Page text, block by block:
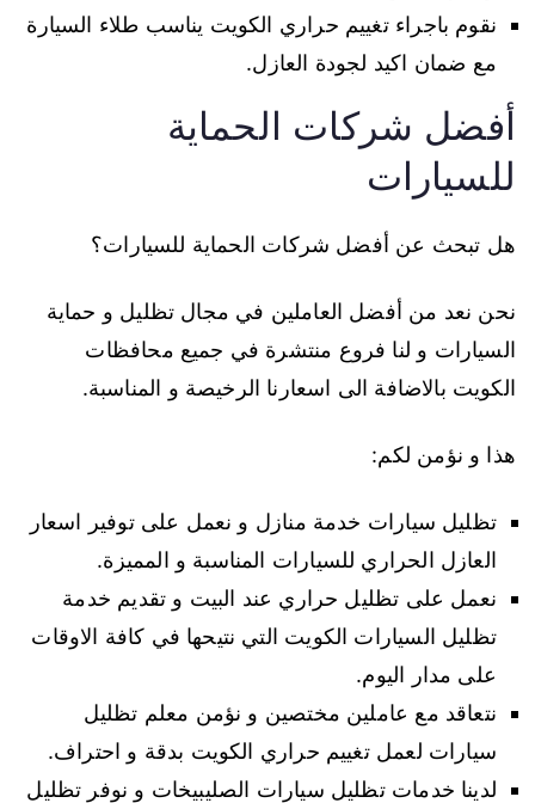
نقوم باجراء تغييم حراري الكويت يناسب طلاء السيارة
مع ضمان اكيد لجودة العازل.
أفضل شركات الحماية
للسيارات
هل تبحث عن أفضل شركات الحماية للسيارات؟
نحن نعد من أفضل العاملين في مجال تظليل و حماية
السيارات و لنا فروع منتشرة في جميع محافظات
الكويت بالاضافة الى اسعارنا الرخيصة و المناسبة.
هذا و نؤمن لكم:
تظليل سيارات خدمة منازل و نعمل على توفير اسعار
العازل الحراري للسيارات المناسبة و المميزة.
نعمل على تظليل حراري عند البيت و تقديم خدمة
تظليل السيارات الكويت التي نتيحها في كافة الاوقات
على مدار اليوم.
نتعاقد مع عاملين مختصين و نؤمن معلم تظليل
سيارات لعمل تغييم حراري الكويت بدقة و احتراف.
لدينا خدمات تظليل سيارات الصليبيخات و نوفر تظليل